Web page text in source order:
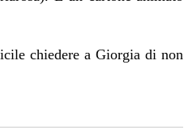
chiedere a Giorgia di non